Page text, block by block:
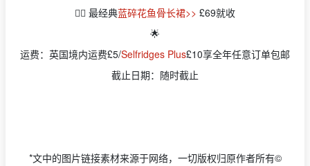
👉🏻 最经典蓝碎花鱼骨长裙>> £69就收
🌟
运费：英国境内运费£5/Selfridges Plus£10享全年任意订单包邮
截止日期：随时截止
*文中的图片链接素材来源于网络，一切版权归原作者所有©